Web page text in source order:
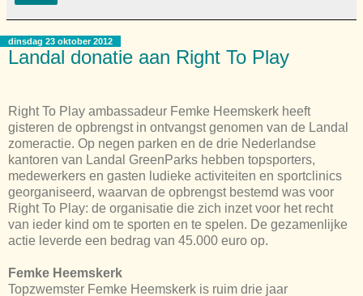
dinsdag 23 oktober 2012
Landal donatie aan Right To Play
Right To Play ambassadeur Femke Heemskerk heeft
gisteren de opbrengst in ontvangst genomen van de Landal
zomeractie. Op negen parken en de drie Nederlandse
kantoren van Landal GreenParks hebben topsporters,
medewerkers en gasten ludieke activiteiten en sportclinics
georganiseerd, waarvan de opbrengst bestemd was voor
Right To Play: de organisatie die zich inzet voor het recht
van ieder kind om te sporten en te spelen. De gezamenlijke
actie leverde een bedrag van 45.000 euro op.
Femke Heemskerk
Topzwemster Femke Heemskerk is ruim drie jaar